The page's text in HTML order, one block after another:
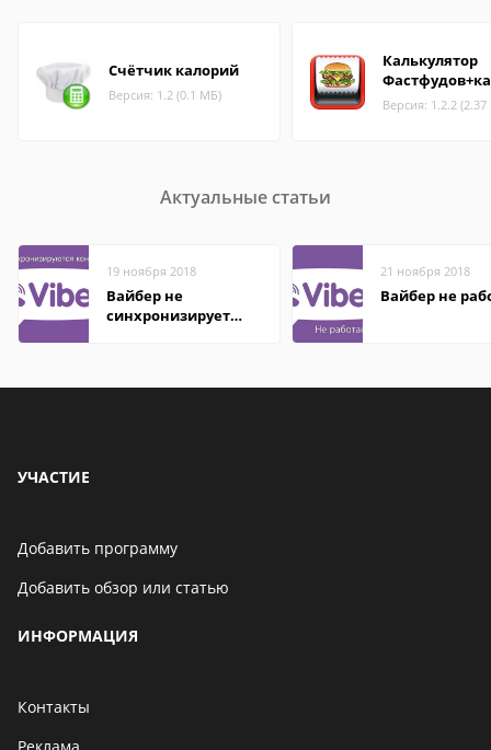
Счётчик калорий
Версия: 1.2 (0.1 МБ)
Калькулятор
Версия: 1.2.2
Актуальные статьи
19 ноября 2018
Вайбер не
синхронизирует
21 ноября 2018
Вайбер не
УЧАСТИЕ
Добавить программу
Добавить обзор или статью
ИНФОРМАЦИЯ
Контакты